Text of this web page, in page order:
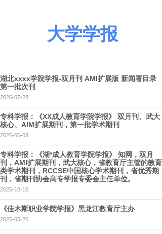
大学学报
湖北xxxx学院学报-双月刊 AMI扩展版 新闻署目录
第一批次刊
2026-07-28
专科学报：《XX成人教育学院学报》 双月刊、武大
核心、AIM扩展期刊，第一批学术期刊
2026-06-08
专科学报：《湖*成人教育学院学报》 知网，双月
刊，AMI扩展期刊，武大核心，省教育厅主管的教育
类学术期刊，RCCSE中国核心学术期刊，省优秀期
刊，省期刊协会高专学报专委会主任单位。
2025-10-10
《佳木斯职业学院学报》黑龙江教育厅主办
2025-05-26